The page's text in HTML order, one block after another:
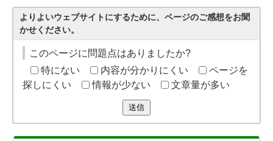
よりよいウェブサイトにするために、ページのご感想をお聞
かせください。
このページに問題点はありましたか?
特にない
内容が分かりにくい
ページを
探しにくい
情報が少ない 文章量が多い
送信